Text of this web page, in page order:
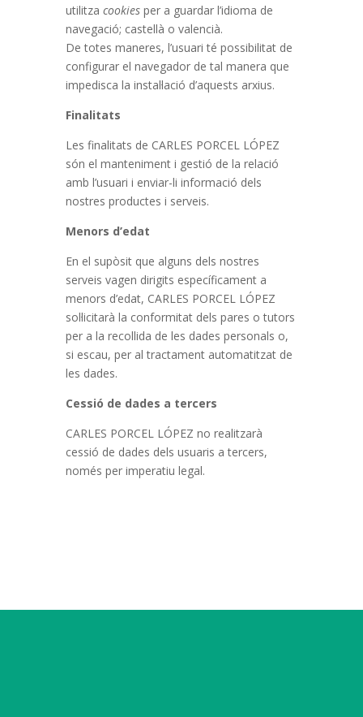
utilitza cookiesper a guardar l’idioma de
navegació; castellà o valencià.
De totes maneres, l’usuari té possibilitat de
configurar el navegador de tal manera que
impedisca la instal·lació d’aquests arxius.
Finalitats
Les finalitats de CARLES PORCEL LÓPEZ
són el manteniment i gestió de la relació
amb l’usuari i enviar-li informació dels
nostres productes i serveis.
Menors d’edat
En el supòsit que alguns dels nostres
serveis vagen dirigits específicament a
menors d’edat, CARLES PORCEL LÓPEZ
sol·licitarà la conformitat dels pares o tutors
per a la recollida de les dades personals o,
si escau, per al tractament automatitzat de
les dades.
Cessió de dades a tercers
CARLES PORCEL LÓPEZ no realitzarà
cessió de dades dels usuaris a tercers,
només per imperatiu legal.